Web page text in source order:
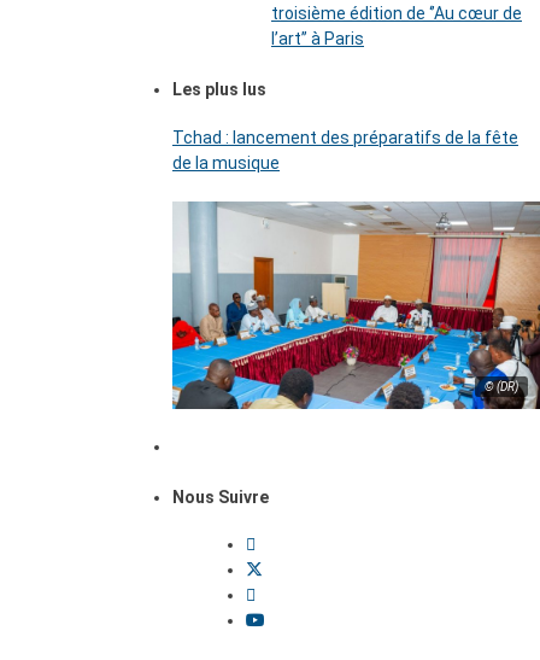
troisième édition de ‘’Au cœur de
l’art’’ à Paris
Les plus lus
Tchad : lancement des préparatifs de la fête
de la musique
© (DR)
Nous Suivre